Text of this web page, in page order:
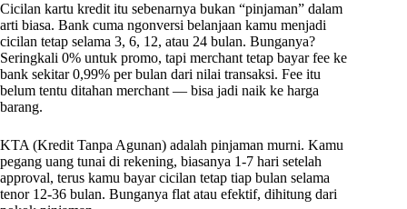
Cicilan kartu kredit itu sebenarnya bukan “pinjaman” dalam
arti biasa. Bank cuma ngonversi belanjaan kamu menjadi
cicilan tetap selama 3, 6, 12, atau 24 bulan. Bunganya?
Seringkali 0% untuk promo, tapi merchant tetap bayar fee ke
bank sekitar 0,99% per bulan dari nilai transaksi. Fee itu
belum tentu ditahan merchant — bisa jadi naik ke harga
barang.
KTA (Kredit Tanpa Agunan) adalah pinjaman murni. Kamu
pegang uang tunai di rekening, biasanya 1-7 hari setelah
approval, terus kamu bayar cicilan tetap tiap bulan selama
tenor 12-36 bulan. Bunganya flat atau efektif, dihitung dari